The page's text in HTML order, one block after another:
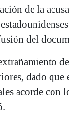
de la
del
dado que
acorde con